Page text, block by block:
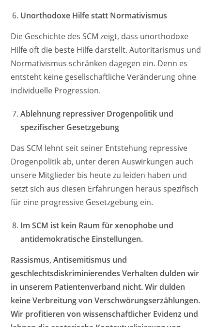
Unorthodoxe Hilfe statt Normativismus
Die Geschichte des SCM zeigt, dass unorthodoxe
Hilfe oft die beste Hilfe darstellt. Autoritarismus und
Normativismus schränken dagegen ein. Denn es
entsteht keine gesellschaftliche Veränderung ohne
individuelle Progression.
Ablehnung repressiver Drogenpolitik und
spezifischer Gesetzgebung
Das SCM lehnt seit seiner Entstehung repressive
Drogenpolitik ab, unter deren Auswirkungen auch
unsere Mitglieder bis heute zu leiden haben und
setzt sich aus diesen Erfahrungen heraus spezifisch
für eine progressive Gesetzgebung ein.
Im SCM ist kein Raum für xenophobe und
antidemokratische Einstellungen.
Rassismus, Antisemitismus und
geschlechtsdiskriminierendes Verhalten dulden wir
in unserem Patientenverband nicht. Wir dulden
keine Verbreitung von Verschwörungserzählungen.
Wir profitieren von wissenschaftlicher Evidenz und